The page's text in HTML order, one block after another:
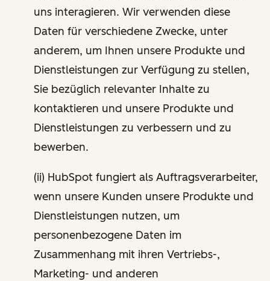
uns interagieren. Wir verwenden diese
Daten für verschiedene Zwecke, unter
anderem, um Ihnen unsere Produkte und
Dienstleistungen zur Verfügung zu stellen,
Sie bezüglich relevanter Inhalte zu
kontaktieren und unsere Produkte und
Dienstleistungen zu verbessern und zu
bewerben.
(ii) HubSpot fungiert als Auftragsverarbeiter,
wenn unsere Kunden unsere Produkte und
Dienstleistungen nutzen, um
personenbezogene Daten im
Zusammenhang mit ihren Vertriebs-,
Marketing- und anderen